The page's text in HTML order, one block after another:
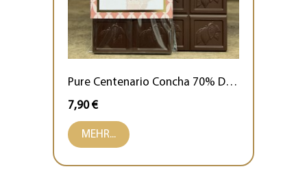
Pure Centenario Concha 70% Dunkel
7,90 €
MEHR...